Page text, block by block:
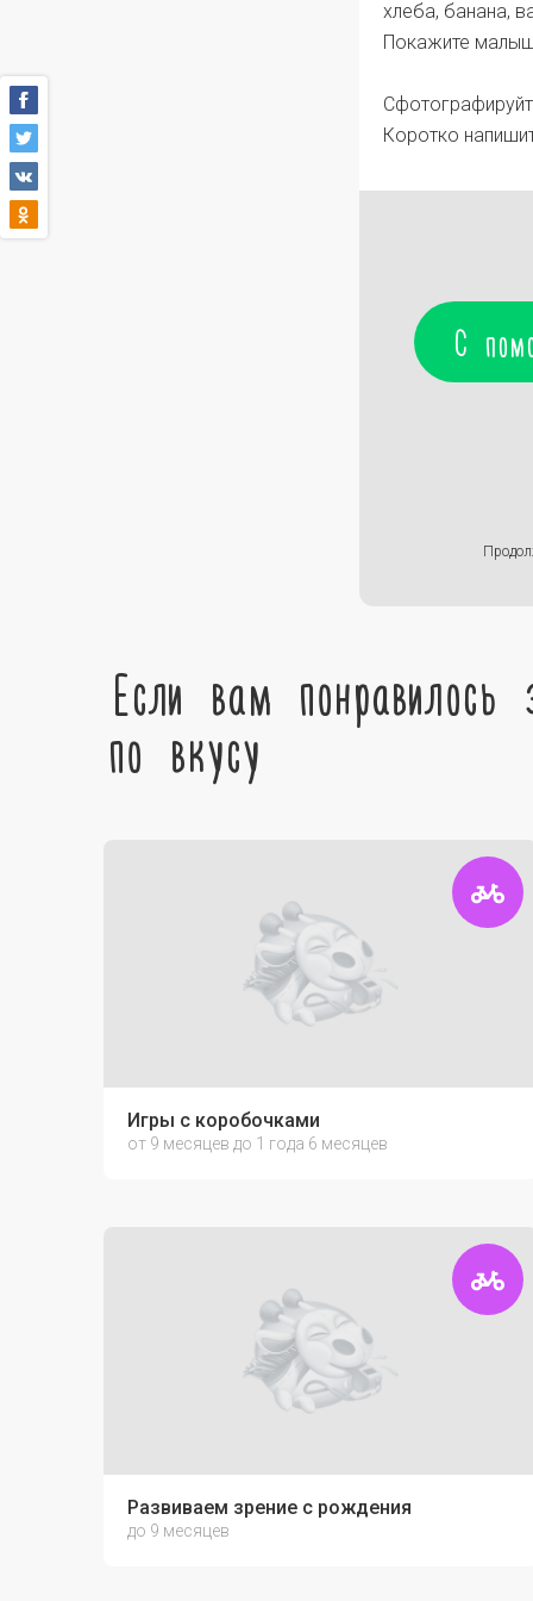
хлеба, банана,
Покажите
Коротко
С
Если вам
по вкусу
Игры с коробочками
от 9 месяцев до 1 года 6 месяцев
Развиваем зрение с рождения
до 9 месяцев